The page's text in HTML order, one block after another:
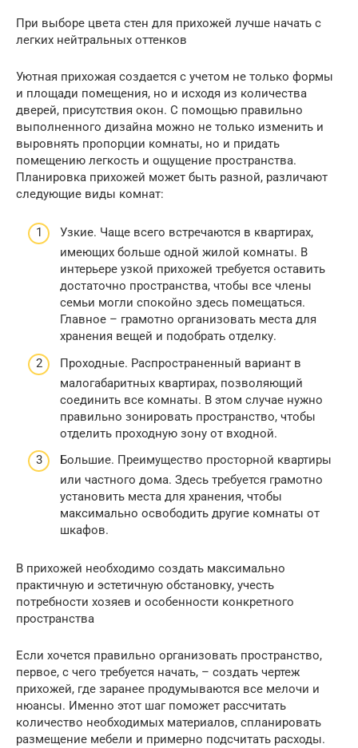
При выборе цвета стен для прихожей лучше начать с
легких нейтральных оттенков
Уютная прихожая создается с учетом не только формы
и площади помещения, но и исходя из количества
дверей, присутствия окон. С помощью правильно
выполненного дизайна можно не только изменить и
выровнять пропорции комнаты, но и придать
помещению легкость и ощущение пространства.
Планировка прихожей может быть разной, различают
следующие виды комнат:
Узкие. Чаще всего встречаются в квартирах,
имеющих больше одной жилой комнаты. В
интерьере узкой прихожей требуется оставить
достаточно пространства, чтобы все члены
семьи могли спокойно здесь помещаться.
Главное – грамотно организовать места для
хранения вещей и подобрать отделку.
Проходные. Распространенный вариант в
малогабаритных квартирах, позволяющий
соединить все комнаты. В этом случае нужно
правильно зонировать пространство, чтобы
отделить проходную зону от входной.
Большие. Преимущество просторной квартиры
или частного дома. Здесь требуется грамотно
установить места для хранения, чтобы
максимально освободить другие комнаты от
шкафов.
В прихожей необходимо создать максимально
практичную и эстетичную обстановку, учесть
потребности хозяев и особенности конкретного
пространства
Если хочется правильно организовать пространство,
первое, с чего требуется начать, – создать чертеж
прихожей, где заранее продумываются все мелочи и
нюансы. Именно этот шаг поможет рассчитать
количество необходимых материалов, спланировать
размещение мебели и примерно подсчитать расходы.